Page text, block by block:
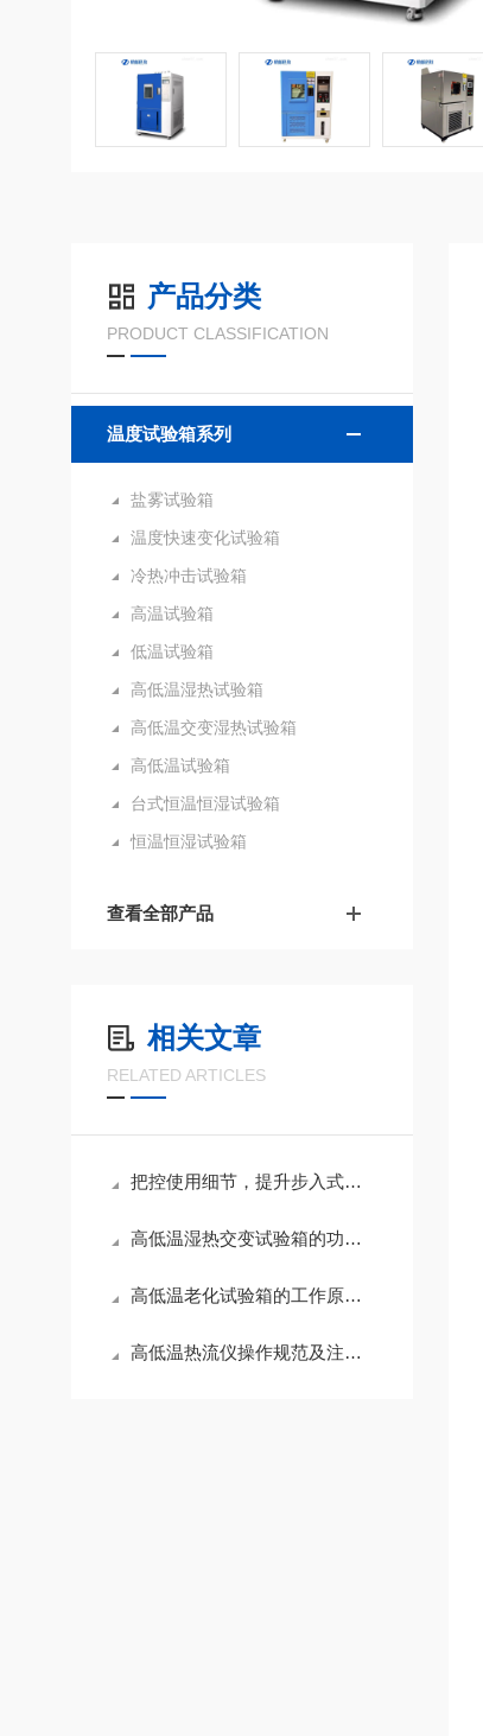
产品分类
PRODUCT CLASSIFICATION
温度试验箱系列
盐雾试验箱
温度快速变化试验箱
冷热冲击试验箱
高温试验箱
低温试验箱
高低温湿热试验箱
高低温交变湿热试验箱
高低温试验箱
台式恒温恒湿试验箱
恒温恒湿试验箱
查看全部产品
相关文章
RELATED ARTICLES
把控使用细节，提升步入式高低温试验箱测试精度
高低温湿热交变试验箱的功能应用与养护技巧
高低温老化试验箱的工作原理与性能解析
高低温热流仪操作规范及注意事项